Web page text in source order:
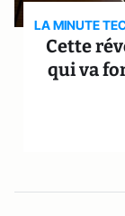
LA MINUTE
Cette
qui va